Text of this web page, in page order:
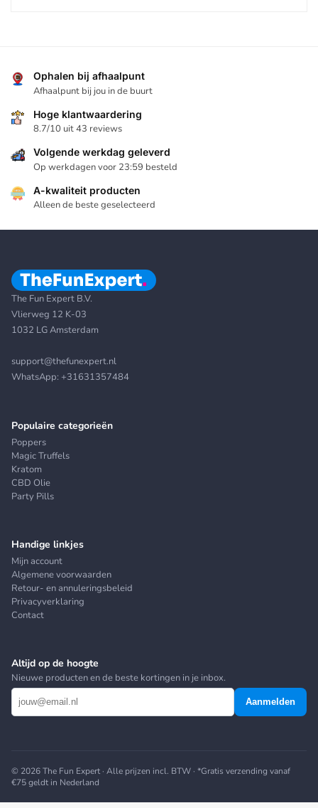
Ophalen bij afhaalpunt
Afhaalpunt bij jou in de buurt
Hoge klantwaardering
8.7/10 uit 43 reviews
Volgende werkdag geleverd
Op werkdagen voor 23:59 besteld
A-kwaliteit producten
Alleen de beste geselecteerd
The Fun Expert B.V.
Vlierweg 12 K-03
1032 LG Amsterdam
support@thefunexpert.nl
WhatsApp: +31631357484
Populaire categorieën
Poppers
Magic Truffels
Kratom
CBD Olie
Party Pills
Handige linkjes
Mijn account
Algemene voorwaarden
Retour- en annuleringsbeleid
Privacyverklaring
Contact
Altijd op de hoogte
Nieuwe producten en de beste kortingen in je inbox.
Aanmelden
© 2026 The Fun Expert · Alle prijzen incl. BTW · *Gratis verzending vanaf
€75 geldt in Nederland